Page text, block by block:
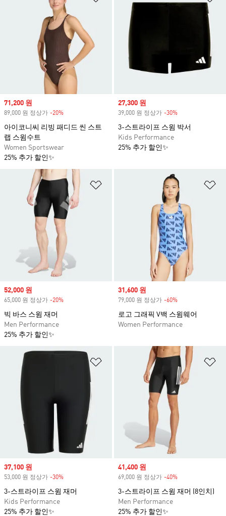
Sale price
71,200 원
89,000 원 정상가 -20%
아이코니씨 리빙 패디드 씬 스트
랩 스윔수트
Women Sportswear
25% 추가 할인✨
Sale price
27,300 원
39,000 원 정상가 -30%
3-스트라이프 스윔 박서
Kids Performance
25% 추가 할인✨
Sale price
52,000 원
65,000 원 정상가 -20%
빅 바스 스윔 재머
Men Performance
25% 추가 할인✨
Sale price
31,600 원
79,000 원 정상가 -60%
로고 그래픽 V백 스윔웨어
Women Performance
위시리스트 담기
Sale price
37,100 원
53,000 원 정상가 -30%
3-스트라이프 스윔 재머
Kids Performance
25% 추가 할인✨
Sale price
41,400 원
69,000 원 정상가 -40%
3-스트라이프 스윔 재머 (8인치)
Men Performance
25% 추가 할인✨